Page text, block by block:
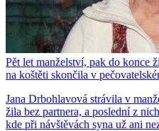
Pět let manželství, pak do konce
na koštěti skončila v
Jana Drbohlavová strávila v
žila bez partnera, a poslední z
kde při návštěvách syna už ani